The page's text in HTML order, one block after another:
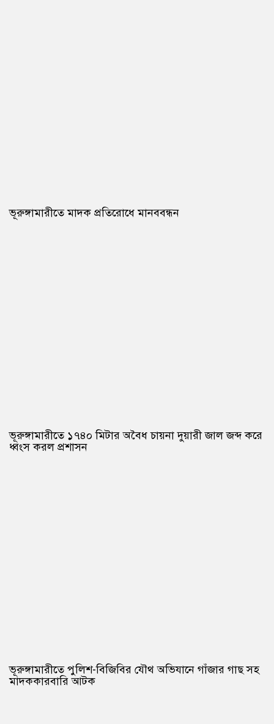
ভূরুঙ্গামারীতে মাদক প্রতিরোধে মানববন্ধন
ভূরুঙ্গামারীতে ১৭৪০ মিটার অবৈধ চায়না দুয়ারী জাল জব্দ করে
ধ্বংস করল প্রশাসন
ভূরুঙ্গামারীতে পুলিশ-বিজিবির যৌথ অভিযানে গাঁজার গাছ সহ
মাদককারবারি আটক